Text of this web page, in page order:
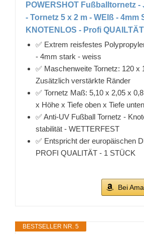
POWERSHOT Fußballtornetz
- Tornetz 5 x 2 m - WEIß - 4mm
KNOTENLOS - Profi QUAILTÄT
✅ Extrem reisfestes
- 4mm stark - weiss
✅ Maschenweite Tornetz: 120 x
Zusätzlich verstärkte Ränder
✅ Tornetz Maß: 5,10 x 2,05 x
x Höhe x Tiefe oben x Tiefe
✅ Anti-UV Fußball Tornetz -
stabilität - WETTERFEST
✅ Entspricht der europäischen
PROFI QUALITÄT - 1 STÜCK
Bei
BESTSELLER NR. 5